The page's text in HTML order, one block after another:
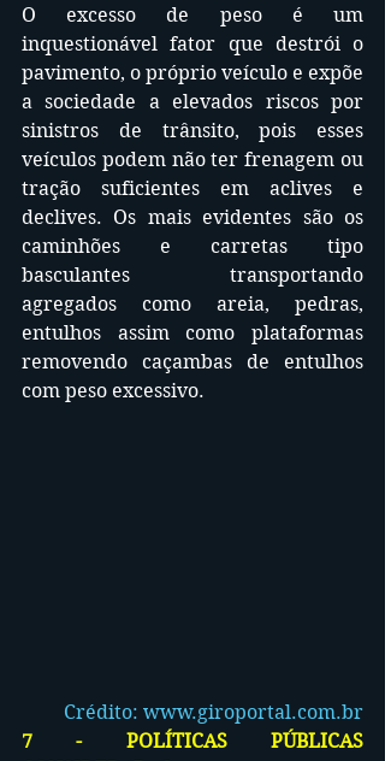
O excesso de peso é um
inquestionável fator que destrói o
pavimento, o próprio veículo e expõe
a sociedade a elevados riscos por
sinistros de trânsito, pois esses
veículos podem não ter frenagem ou
tração suficientes em aclives e
declives. Os mais evidentes são os
caminhões e carretas tipo
basculantes transportando
agregados como areia, pedras,
entulhos assim como plataformas
removendo caçambas de entulhos
com peso excessivo.
Crédito: www.giroportal.com.br
7 - POLÍTICAS PÚBLICAS